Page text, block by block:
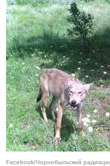
Facebook/Чорнобыльский